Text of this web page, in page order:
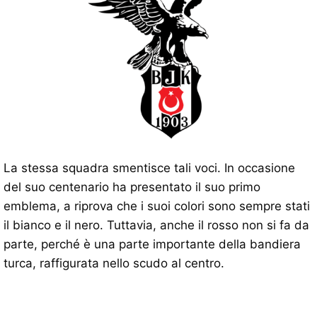
La stessa squadra smentisce tali voci. In occasione
del suo centenario ha presentato il suo primo
emblema, a riprova che i suoi colori sono sempre stati
il ​​bianco e il nero. Tuttavia, anche il rosso non si fa da
parte, perché è una parte importante della bandiera
turca, raffigurata nello scudo al centro.